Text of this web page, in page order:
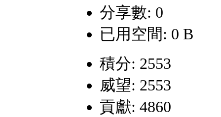
分享數: 0
已用空間: 0 B
積分: 2553
威望: 2553
貢獻: 4860